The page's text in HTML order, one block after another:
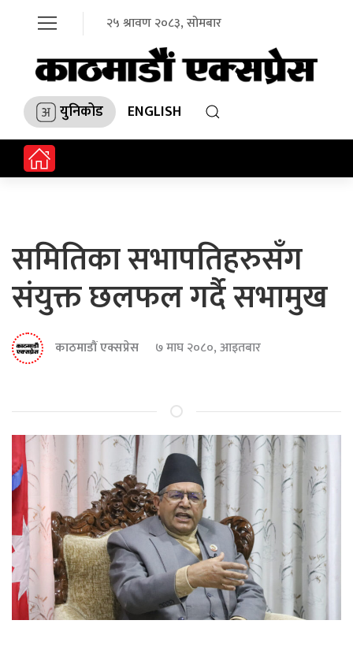
२५ श्रावण २०८३, सोमबार
युनिकोड ENGLISH
समितिका सभापतिहरुसँग
संयुक्त छलफल गर्दै सभामुख
काठमाडौं एक्सप्रेस ७ माघ २०८०, आइतबार